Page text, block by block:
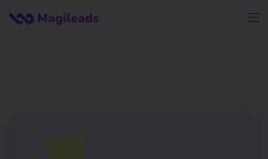
content/uploads/2024/12/favicon-2.png